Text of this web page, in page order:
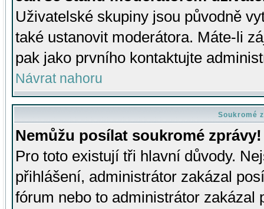
Uživatelské skupiny jsou původně
také ustanovit moderátora. Máte-li
pak jako prvního kontaktujte
Návrat nahoru
Soukromé
Nemůžu posílat soukromé zprávy!
Pro toto existují tři hlavní důvody.
přihlášení, administrátor zakázal
fórum nebo to administrátor zakázal